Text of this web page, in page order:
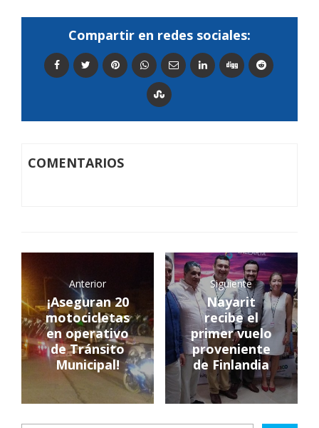
Compartir en redes sociales:
COMENTARIOS
Anterior
¡Aseguran 20
motocicletas
en operativo
de Tránsito
Municipal!
Siguiente
Nayarit
recibe el
primer vuelo
proveniente
de Finlandia